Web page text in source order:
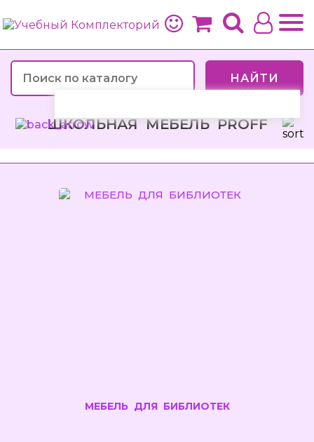
НАЙТИ
ШКОЛЬНАЯ МЕБЕЛЬ PROFF
МЕБЕЛЬ ДЛЯ БИБЛИОТЕК